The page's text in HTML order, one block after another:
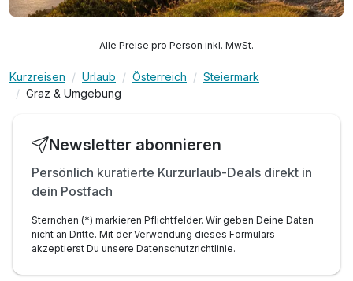
Alle Preise pro Person inkl. MwSt.
Kurzreisen Urlaub Österreich
Steiermark
Graz & Umgebung
Newsletter abonnieren
Persönlich kuratierte Kurzurlaub-Deals direkt in
dein Postfach
Sternchen (*) markieren Pflichtfelder. Wir geben Deine Daten
nicht an Dritte. Mit der Verwendung dieses Formulars
akzeptierst Du unsere Datenschutzrichtlinie.